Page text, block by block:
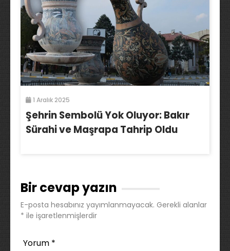
1 Aralık 2025
Şehrin Sembolü Yok Oluyor: Bakır
Sürahi ve Maşrapa Tahrip Oldu
Bir cevap yazın
E-posta hesabınız yayımlanmayacak. Gerekli alanlar
* ile işaretlenmişlerdir
Yorum *